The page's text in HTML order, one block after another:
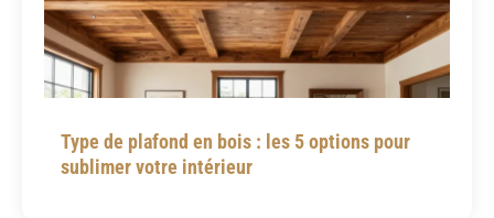
Type de plafond en bois : les 5 options pour
sublimer votre intérieur